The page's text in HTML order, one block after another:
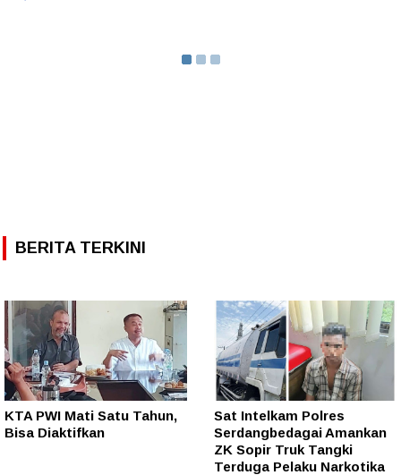
BERITA TERKINI
KTA PWI Mati Satu Tahun,
Bisa Diaktifkan
Sat Intelkam Polres
Serdangbedagai Amankan
ZK Sopir Truk Tangki
Terduga Pelaku Narkotika